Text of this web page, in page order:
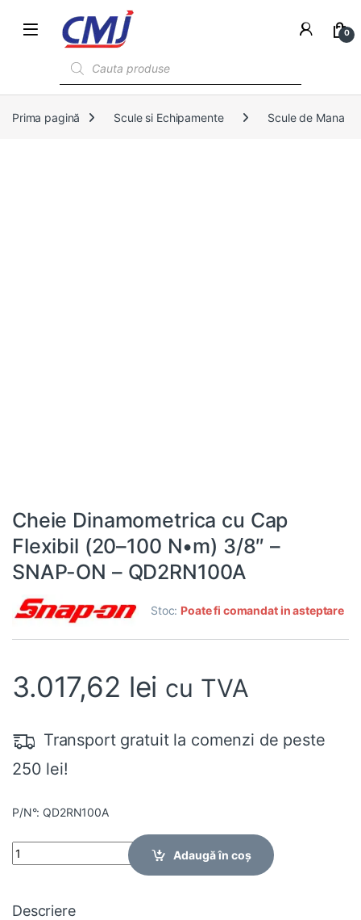
0
Prima pagină Scule si Echipamente Scule de Mana
Cheie Dinamometrica cu Cap
Flexibil (20–100 N•m) 3/8″ –
SNAP-ON – QD2RN100A
Stoc: Poate fi comandat in asteptare
3.017,62 lei cu TVA
Transport gratuit la comenzi de peste
250 lei!
P/N°: QD2RN100A
Quantity
Adaugă în coș
Descriere